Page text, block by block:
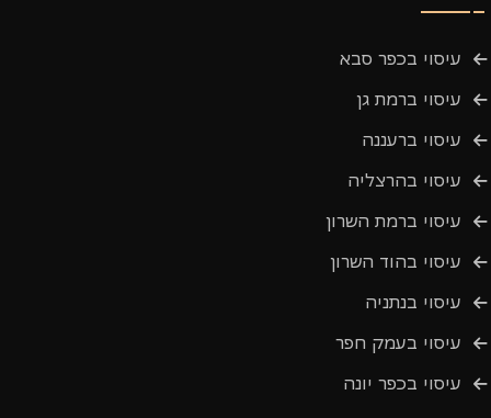
עיסוי בכפר סבא
עיסוי ברמת גן
עיסוי ברעננה
עיסוי בהרצליה
עיסוי ברמת השרון
עיסוי בהוד השרון
עיסוי בנתניה
עיסוי בעמק חפר
עיסוי בכפר יונה